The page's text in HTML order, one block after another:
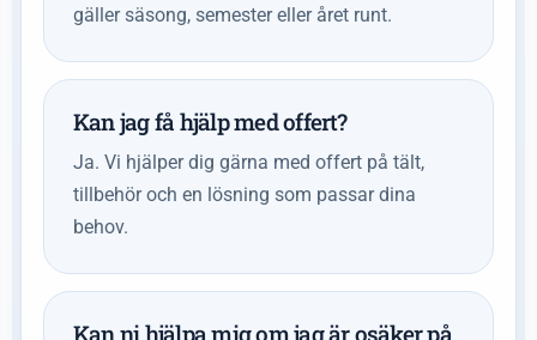
gäller säsong, semester eller året runt.
Kan jag få hjälp med offert?
Ja. Vi hjälper dig gärna med offert på tält,
tillbehör och en lösning som passar dina
behov.
Kan ni hjälpa mig om jag är osäker på